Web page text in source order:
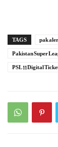
TAGS pak
Pakistan Super
PSL 11 Digital